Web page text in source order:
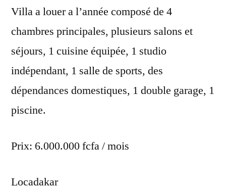
Villa a louer a l’année composé de 4
chambres principales, plusieurs salons et
séjours, 1 cuisine équipée, 1 studio
indépendant, 1 salle de sports, des
dépendances domestiques, 1 double garage, 1
piscine.
Prix: 6.000.000 fcfa / mois
Locadakar